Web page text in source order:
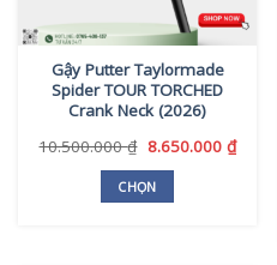
Gậy Putter Taylormade
Spider TOUR TORCHED
Crank Neck (2026)
10.500.000₫ Giá
là:
10.500.000 ₫.
8.650.000 ₫Giá
CHỌN